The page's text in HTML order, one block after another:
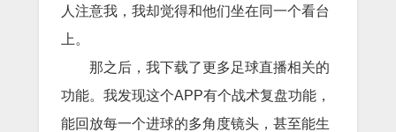
人注意我，我却觉得和他们坐在同一个看台
上。
那之后，我下载了更多足球直播相关的
功能。我发现这个APP有个战术复盘功能，
能回放每一个进球的多角度镜头，甚至能生